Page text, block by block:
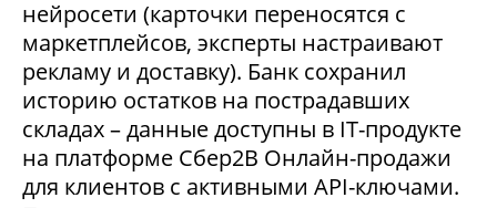
нейросети (карточки переносятся с
маркетплейсов, эксперты настраивают
рекламу и доставку). Банк сохранил
историю остатков на пострадавших
складах – данные доступны в IT-продукте
на платформе Сбер2В Онлайн-продажи
для клиентов с активными API-ключами.